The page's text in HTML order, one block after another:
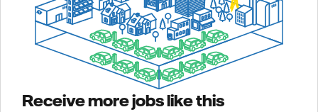
Receive more jobs like this